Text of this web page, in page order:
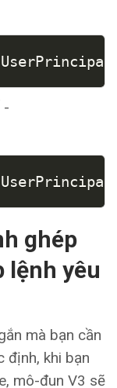
-
ghép
lệnh yêu
mà bạn cần
định, khi bạn
mô-đun V3 sẽ